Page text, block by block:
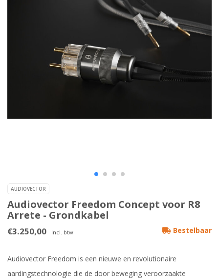
AUDIOVECTOR
Audiovector Freedom Concept voor R8
Arrete - Grondkabel
€3.250,00 Incl. btw Bestelbaar
Audiovector Freedom is een nieuwe en revolutionaire
aardingstechnologie die de door beweging veroorzaakte